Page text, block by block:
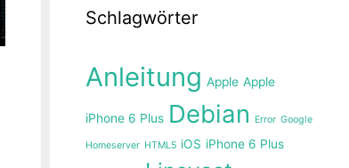
Schlagwörter
Anleitung Apple Apple
iPhone 6 Plus Debian Error Google
Homeserver HTML5 iOS iPhone 6 Plus